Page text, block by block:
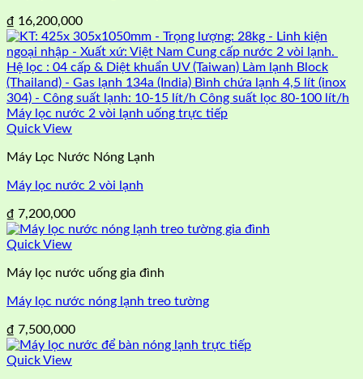
₫ 16,200,000
Quick View
Máy Lọc Nước Nóng Lạnh
Máy lọc nước 2 vòi lạnh
₫ 7,200,000
Quick View
Máy lọc nước uống gia đình
Máy lọc nước nóng lạnh treo tường
₫ 7,500,000
Quick View